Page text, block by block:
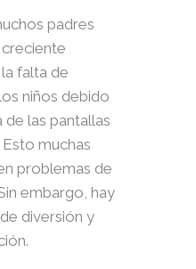
padres
falta de
niños debido
de las pantallas
muchas
problemas de
embargo, hay
diversión y